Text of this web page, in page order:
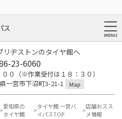
ス
リヂストンのタイヤ館へ
23-6060
０（※作業受付は１８：３０）
一宮市下沼町3-21-1
Map
愛知県の
タイヤ館
タイヤ館 一宮バ
イパスTOP
店舗おスス
メ情報